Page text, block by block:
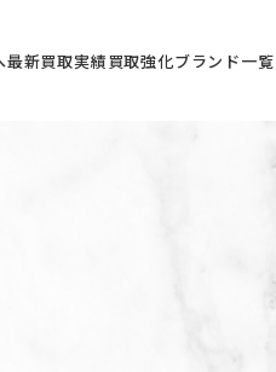
最新買取実績買取強化ブランド一覧